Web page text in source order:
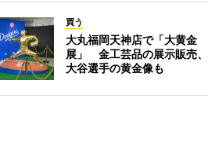
買う
大丸福岡天神店で「大黄金
展」 金工芸品の展示販売、
大谷選手の黄金像も